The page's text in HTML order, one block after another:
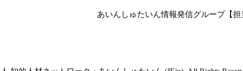
あいんしゅたいん情報発信グループ【